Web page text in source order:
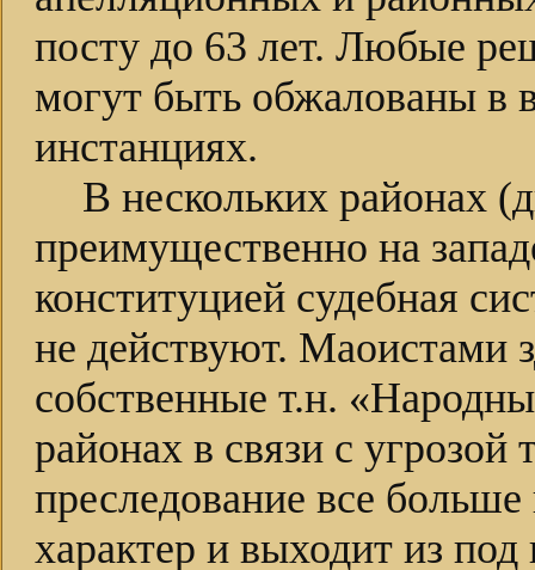
посту до 63 лет. Любые
могут быть обжалованы в
инстанциях.
В нескольких районах
преимущественно на
конституцией судебная
не действуют. Маоистами
собственные т.н.
районах в связи с угрозой
преследование все
характер и выходит из